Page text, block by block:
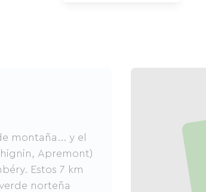
montaña... y el
Apremont)
Estos 7 km
norteña